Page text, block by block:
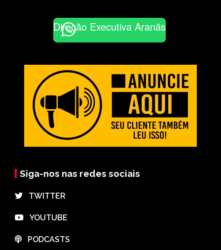
Direção Executiva Aranãs
Siga-nos nas redes sociais
⠀TWITTER
⠀YOUTUBE
⠀PODCASTS